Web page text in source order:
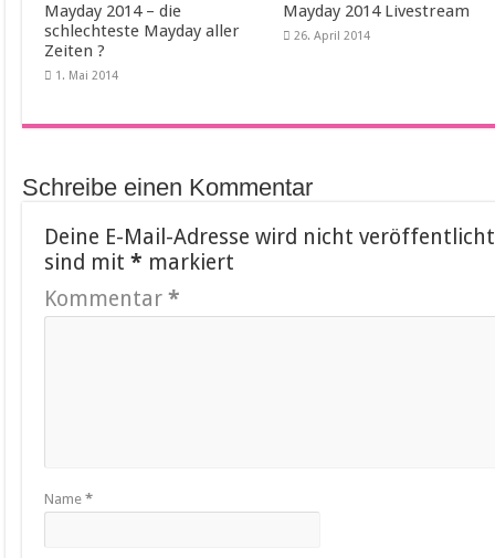
Mayday 2014 – die
schlechteste Mayday aller
Zeiten ?
1. Mai 2014
Mayday 2014 Livestream
26. April 2014
Schreibe einen Kommentar
Deine E-Mail-Adresse wird nicht
sind mit* markiert
Kommentar*
Name*